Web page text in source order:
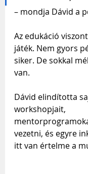
– mondja Dávid a
Az edukáció
játék. Nem gyors
siker. De sokkal
van.
Dávid elindította
workshopjait,
vezetni, és egyre
itt van értelme a